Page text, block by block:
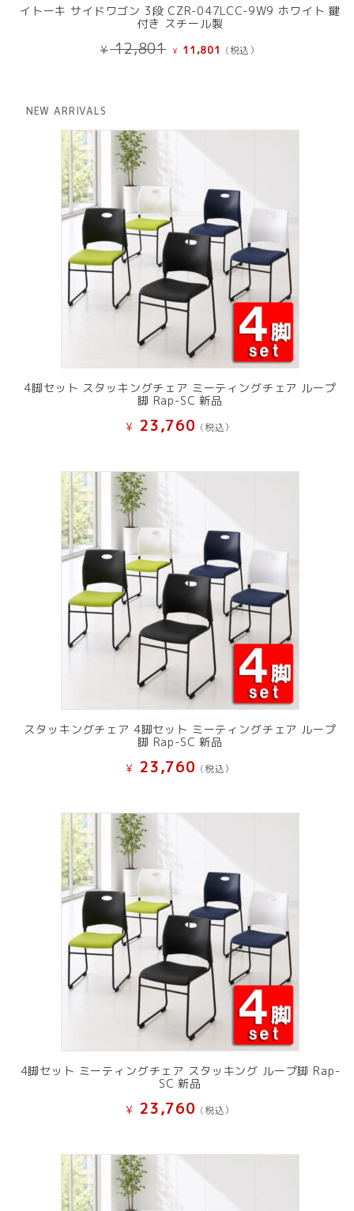
イトーキ サイドワゴン 3段 CZR-047LCC-9W9 ホワイト 鍵
付き スチール製
¥12,801 元
¥ 11,801 現
(税込）
NEW ARRIVALS
4脚セット スタッキングチェア ミーティングチェア ループ
脚 Rap-SC 新品
¥ 23,760 (税込）
スタッキングチェア 4脚セット ミーティングチェア ループ
脚 Rap-SC 新品
¥ 23,760 (税込）
4脚セット ミーティングチェア スタッキング ループ脚 Rap-
SC 新品
¥ 23,760 (税込）